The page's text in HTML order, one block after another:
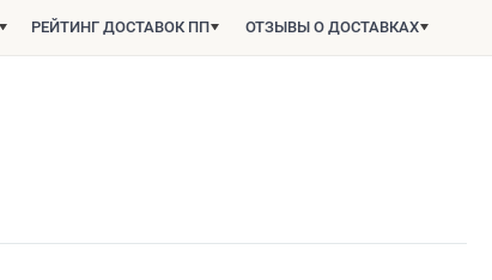
РЕЙТИНГ ДОСТАВОК ПП ОТЗЫВЫ О ДОСТАВКАХ